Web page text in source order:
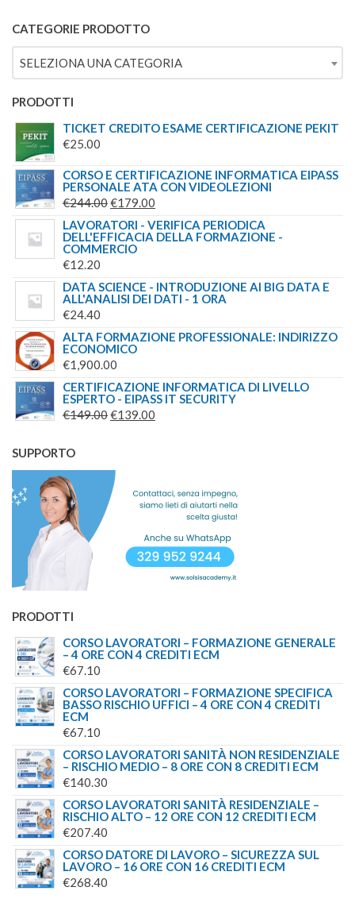
ORIGINALE
ERA:
€209.00.
È:
€179.00.
CATEGORIE PRODOTTO
SELEZIONA UNA CATEGORIA
PRODOTTI
TICKET CREDITO ESAME CERTIFICAZIONE PEKIT
€25.00
CORSO E CERTIFICAZIONE INFORMATICA EIPASS
PERSONALE ATA CON VIDEOLEZIONI
€244.00IL
PREZZO
ORIGINALE
€179.00
PREZZO
ATTUALE
LAVORATORI - VERIFICA PERIODICA
DELL'EFFICACIA DELLA FORMAZIONE -
COMMERCIO
€12.20
DATA SCIENCE - INTRODUZIONE AI BIG DATA E
ALL'ANALISI DEI DATI - 1 ORA
€24.40
ALTA FORMAZIONE PROFESSIONALE: INDIRIZZO
ECONOMICO
€1,900.00
CERTIFICAZIONE INFORMATICA DI LIVELLO
ESPERTO - EIPASS IT SECURITY
€149.00IL
ERA:
€149.00.
€139.00
€139.00.
SUPPORTO
PRODOTTI
CORSO LAVORATORI – FORMAZIONE GENERALE
– 4 ORE CON 4 CREDITI ECM
€67.10
CORSO LAVORATORI – FORMAZIONE SPECIFICA
BASSO RISCHIO UFFICI – 4 ORE CON 4 CREDITI
ECM
€67.10
CORSO LAVORATORI SANITÀ NON RESIDENZIALE
– RISCHIO MEDIO – 8 ORE CON 8 CREDITI ECM
€140.30
CORSO LAVORATORI SANITÀ RESIDENZIALE –
RISCHIO ALTO – 12 ORE CON 12 CREDITI ECM
€207.40
CORSO DATORE DI LAVORO – SICUREZZA SUL
LAVORO – 16 ORE CON 16 CREDITI ECM
€268.40